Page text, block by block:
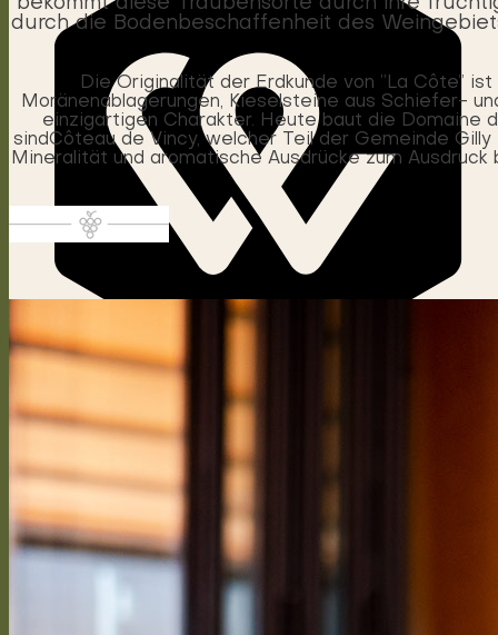
bekommt diese Traubensorte durch ihre
durch die Bodenbeschaffenheit des
Die Originalität der Erdkunde von ”La Côte”
Moränenablagerungen, Kieselsteine aus Schiefer-
einzigartigen Charakter. Heute baut die Domaine
sindCôteau de Vincy, welcher Teil der Gemeinde
Mineralität und aromatische Ausdrücke zum